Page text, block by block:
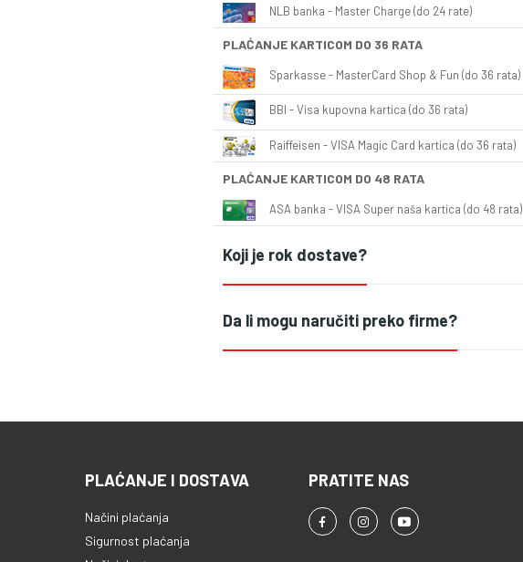
NLB banka - Master Charge (do 24 rate)
PLAĆANJE KARTICOM DO 36 RATA
Sparkasse - MasterCard Shop & Fun (do 36 rata)
BBI - Visa kupovna kartica (do 36 rata)
Raiffeisen - VISA Magic Card kartica (do 36 rata)
PLAĆANJE KARTICOM DO 48 RATA
ASA banka - VISA Super naša kartica (do 48 rata)
Koji je rok dostave?
Da li mogu naručiti preko firme?
PLAĆANJE I DOSTAVA
Načini plaćanja
Sigurnost plaćanja
PRATITE NAS